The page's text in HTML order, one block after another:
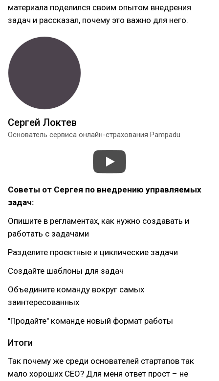
материала поделился своим опытом внедрения
задач и рассказал, почему это важно для него.
Сергей Локтев
Основатель сервиса онлайн-страхования Pampadu
Советы от Сергея по внедрению управляемых
задач:
Опишите в регламентах, как нужно создавать и
работать с задачами
Разделите проектные и циклические задачи
Создайте шаблоны для задач
Объедините команду вокруг самых
заинтересованных
"Продайте" команде новый формат работы
Итоги
Так почему же среди основателей стартапов так
мало хороших СЕО? Для меня ответ прост – не